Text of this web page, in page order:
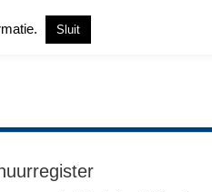
Sluit